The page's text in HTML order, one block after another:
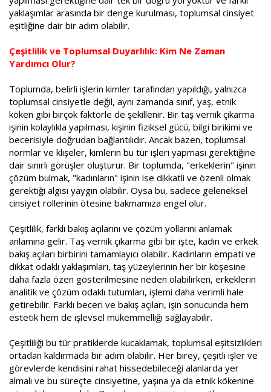
yaklaşımlar arasında bir denge kurulması, toplumsal cinsiyet
eşitliğine dair bir adım olabilir.
Çeşitlilik ve Toplumsal Duyarlılık: Kim Ne Zaman
Yardımcı Olur?
Toplumda, belirli işlerin kimler tarafından yapıldığı, yalnızca
toplumsal cinsiyetle değil, aynı zamanda sınıf, yaş, etnik
köken gibi birçok faktörle de şekillenir. Bir taş vernik çıkarma
işinin kolaylıkla yapılması, kişinin fiziksel gücü, bilgi birikimi ve
becerisiyle doğrudan bağlantılıdır. Ancak bazen, toplumsal
normlar ve klişeler, kimlerin bu tür işleri yapması gerektiğine
dair sınırlı görüşler oluşturur. Bir toplumda, "erkeklerin" işinin
çözüm bulmak, "kadınların" işinin ise dikkatli ve özenli olmak
gerektiği algısı yaygın olabilir. Oysa bu, sadece geleneksel
cinsiyet rollerinin ötesine bakmamıza engel olur.
Çeşitlilik, farklı bakış açılarını ve çözüm yollarını anlamak
anlamına gelir. Taş vernik çıkarma gibi bir işte, kadın ve erkek
bakış açıları birbirini tamamlayıcı olabilir. Kadınların empati ve
dikkat odaklı yaklaşımları, taş yüzeylerinin her bir köşesine
daha fazla özen gösterilmesine neden olabilirken, erkeklerin
analitik ve çözüm odaklı tutumları, işlemi daha verimli hale
getirebilir. Farklı beceri ve bakış açıları, işin sonucunda hem
estetik hem de işlevsel mükemmelliği sağlayabilir.
Çeşitliliği bu tür pratiklerde kucaklamak, toplumsal eşitsizlikleri
ortadan kaldırmada bir adım olabilir. Her birey, çeşitli işler ve
görevlerde kendisini rahat hissedebileceği alanlarda yer
almalı ve bu süreçte cinsiyetine, yaşına ya da etnik kökenine